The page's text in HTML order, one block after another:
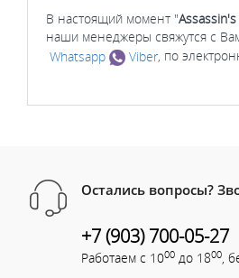
В настоящий момент "
наши менеджеры свяжутся с
Whatsapp
Viber, по
Остались вопросы?
+7 (903) 700-05-27
Работаем с 1000 до 1800,